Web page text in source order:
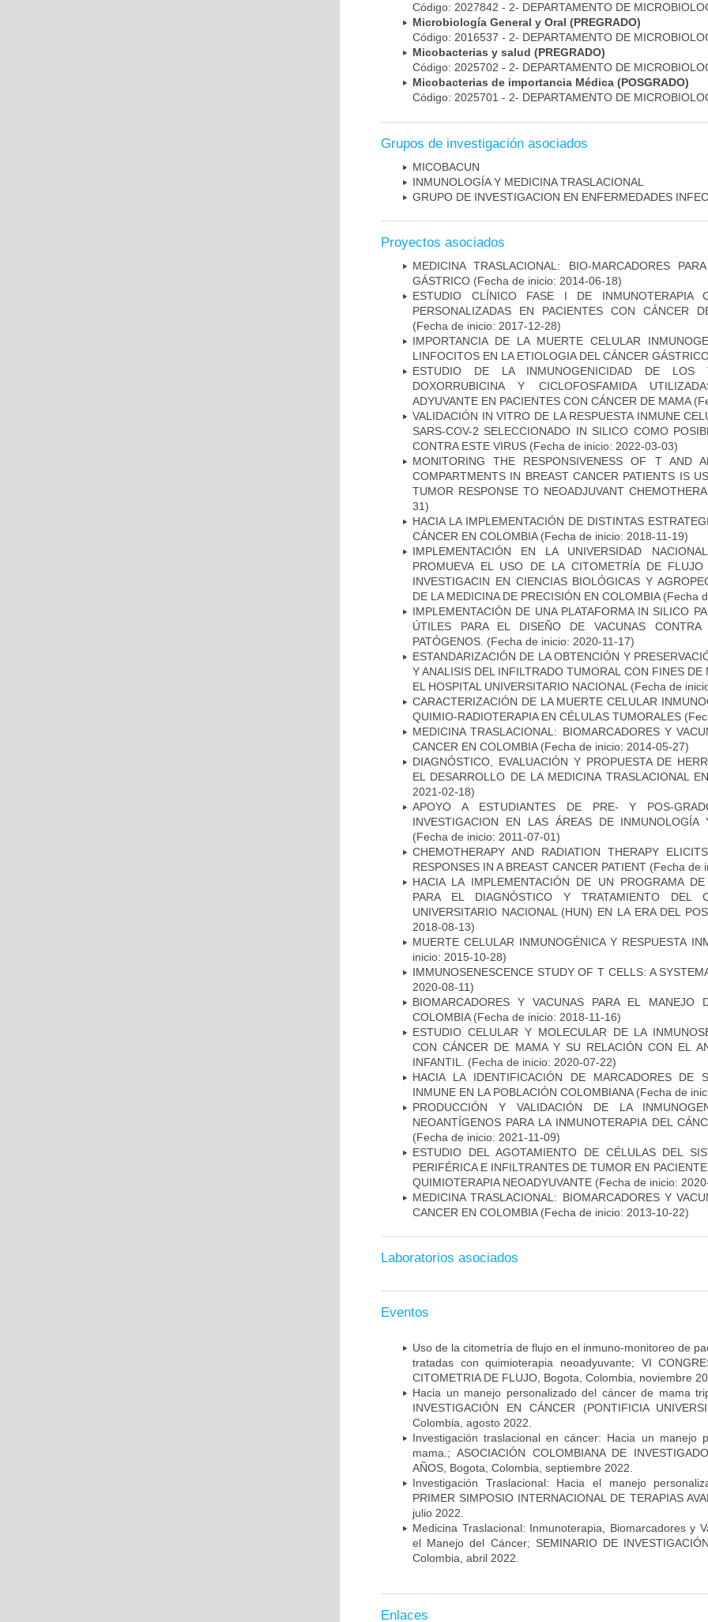
Código: 2027842 - 2- DEPARTAMENTO DE
Microbiología General y Oral (PREGRADO)
Código: 2016537 - 2- DEPARTAMENTO DE
Micobacterias y salud (PREGRADO)
Código: 2025702 - 2- DEPARTAMENTO DE
Micobacterias de importancia Médica (POSGRADO)
Código: 2025701 - 2- DEPARTAMENTO DE
Grupos de investigación asociados
MICOBAC­UN
INMUNOLOGÍA Y MEDICINA TRASLACIONAL
GRUPO DE INVESTIGACION EN ENFERMEDADES
Proyectos asociados
MEDICINA TRASLACIONAL: BIO-MARCADORES
GÁSTRICO (Fecha de inicio: 2014-06-18)
ESTUDIO CLÍNICO FASE I DE INMUNOTERAPIA
PERSONALIZADAS EN PACIENTES CON CÁNCER
(Fecha de inicio: 2017-12-28)
IMPORTANCIA DE LA MUERTE CELULAR
LINFOCITOS EN LA ETIOLOGIA DEL CÁNCER
ESTUDIO DE LA INMUNOGENICIDAD DE LOS
DOXORRUBICINA Y CICLOFOSFAMIDA
ADYUVANTE EN PACIENTES CON CÁNCER DE MAMA
VALIDACIÓN IN VITRO DE LA RESPUESTA INMUNE
SARS-COV-2 SELECCIONADO IN SILICO COMO
CONTRA ESTE VIRUS (Fecha de inicio: 2022-03-03)
MONITORING THE RESPONSIVENESS OF T AND
COMPARTMENTS IN BREAST CANCER PATIENTS IS
TUMOR RESPONSE TO NEOADJUVANT
31)
HACIA LA IMPLEMENTACIÓN DE DISTINTAS
CÁNCER EN COLOMBIA(Fecha de inicio: 2018-11-19)
IMPLEMENTACIÓN EN LA UNIVERSIDAD
PROMUEVA EL USO DE LA CITOMETRÍA DE FLUJO
INVESTIGACIN EN CIENCIAS BIOLÓGICAS Y
DE LA MEDICINA DE PRECISIÓN EN COLOMBIA(Fecha
IMPLEMENTACIÓN DE UNA PLATAFORMA IN SILICO
ÚTILES PARA EL DISEÑO DE VACUNAS
PATÓGENOS. (Fecha de inicio: 2020-11-17)
ESTANDARIZACIÓN DE LA OBTENCIÓN Y
Y ANALISIS DEL INFILTRADO TUMORAL CON FINES DE
EL HOSPITAL UNIVERSITARIO NACIONAL (Fecha de
CARACTERIZACIÓN DE LA MUERTE CELULAR
QUIMIO-RADIOTERAPIA EN CÉLULAS TUMORALES
MEDICINA TRASLACIONAL: BIOMARCADORES Y
CANCER EN COLOMBIA(Fecha de inicio: 2014-05-27)
DIAGNÓSTICO, EVALUACIÓN Y PROPUESTA DE
EL DESARROLLO DE LA MEDICINA TRASLACIONAL
2021-02-18)
APOYO A ESTUDIANTES DE PRE- Y POS-
INVESTIGACION EN LAS ÁREAS DE INMUNOLOGÍA
(Fecha de inicio: 2011-07-01)
CHEMOTHERAPY AND RADIATION THERAPY
RESPONSES IN A BREAST CANCER PATIENT (Fecha de
HACIA LA IMPLEMENTACIÓN DE UN PROGRAMA
PARA EL DIAGNÓSTICO Y TRATAMIENTO DEL
UNIVERSITARIO NACIONAL (HUN) EN LA ERA DEL
2018-08-13)
MUERTE CELULAR INMUNOGÉNICA Y RESPUESTA
inicio: 2015-10-28)
IMMUNOSENESCENCE STUDY OF T CELLS: A
2020-08-11)
BIOMARCADORES Y VACUNAS PARA EL MANEJO
COLOMBIA(Fecha de inicio: 2018-11-16)
ESTUDIO CELULAR Y MOLECULAR DE LA
CON CÁNCER DE MAMA Y SU RELACIÓN CON EL
INFANTIL.
(Fecha de inicio: 2020-07-22)
HACIA LA IDENTIFICACIÓN DE MARCADORES DE
INMUNE EN LA POBLACIÓN COLOMBIANA(Fecha de
PRODUCCIÓN Y VALIDACIÓN DE LA
NEOANTÍGENOS PARA LA INMUNOTERAPIA DEL
(Fecha de inicio: 2021-11-09)
ESTUDIO DEL AGOTAMIENTO DE CÉLULAS DEL
PERIFÉRICA E INFILTRANTES DE TUMOR EN
QUIMIOTERAPIA NEOADYUVANTE (Fecha de inicio:
MEDICINA TRASLACIONAL: BIOMARCADORES Y
CANCER EN COLOMBIA(Fecha de inicio: 2013-10-22)
Laboratorios asociados
Eventos
Uso de la citometría de flujo en el inmuno-monitoreo de
tratadas con quimioterapia neoadyuvante; VI
CITOMETRIA DE FLUJO, Bogota, Colombia, noviembre
Hacia un manejo personalizado del cáncer de mama
INVESTIGACIÓN EN CÁNCER (PONTIFICIA
Colombia, agosto 2022.
Investigación traslacional en cáncer: Hacia un manejo
mama.; ASOCIACIÓN COLOMBIANA DE
AÑOS, Bogota, Colombia, septiembre 2022.
Investigación Traslacional: Hacia el manejo
PRIMER SIMPOSIO INTERNACIONAL DE TERAPIAS
julio 2022.
Medicina Traslacional: Inmunoterapia, Biomarcadores y
el Manejo del Cáncer; SEMINARIO DE
Colombia, abril 2022.
Enlaces